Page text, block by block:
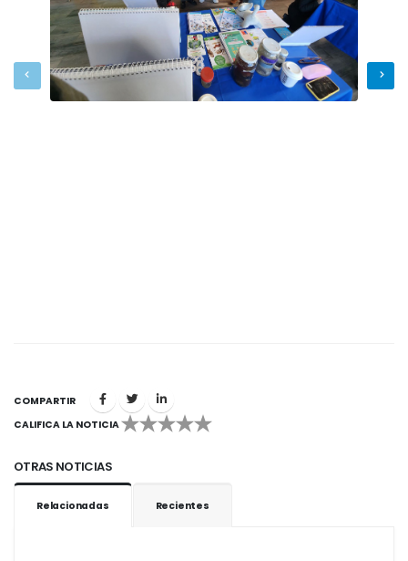
COMPARTIR
CALIFICA LA NOTICIA
1 2 3 4 5
OTRAS NOTICIAS
Relacionadas Recientes